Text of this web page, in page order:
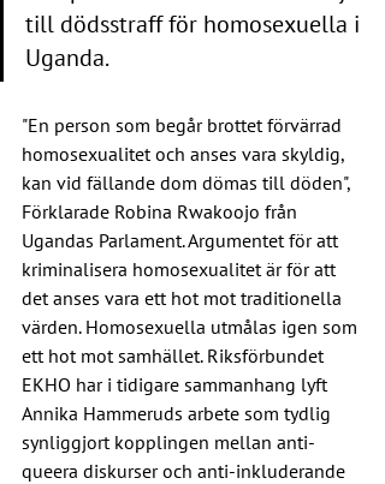
till dödsstraff för homosexuella i
Uganda.
"En person som begår brottet förvärrad
homosexualitet och anses vara skyldig,
kan vid fällande dom dömas till döden",
Förklarade Robina Rwakoojo från
Ugandas Parlament. Argumentet för att
kriminalisera homosexualitet är för att
det anses vara ett hot mot traditionella
värden. Homosexuella utmålas igen som
ett hot mot samhället. Riksförbundet
EKHO har i tidigare sammanhang lyft
Annika Hammeruds arbete som tydlig
synliggjort kopplingen mellan anti-
queera diskurser och anti-inkluderande